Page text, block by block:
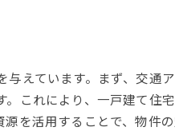
えています。まず、交通
これにより、一戸建て住
を活用することで、物件